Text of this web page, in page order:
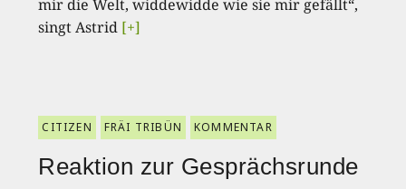
mir die Welt, widdewidde wie sie mir gefällt“,
singt Astrid [+]
CITIZEN FRÄI TRIBÜN KOMMENTAR
Reaktion zur Gesprächsrunde